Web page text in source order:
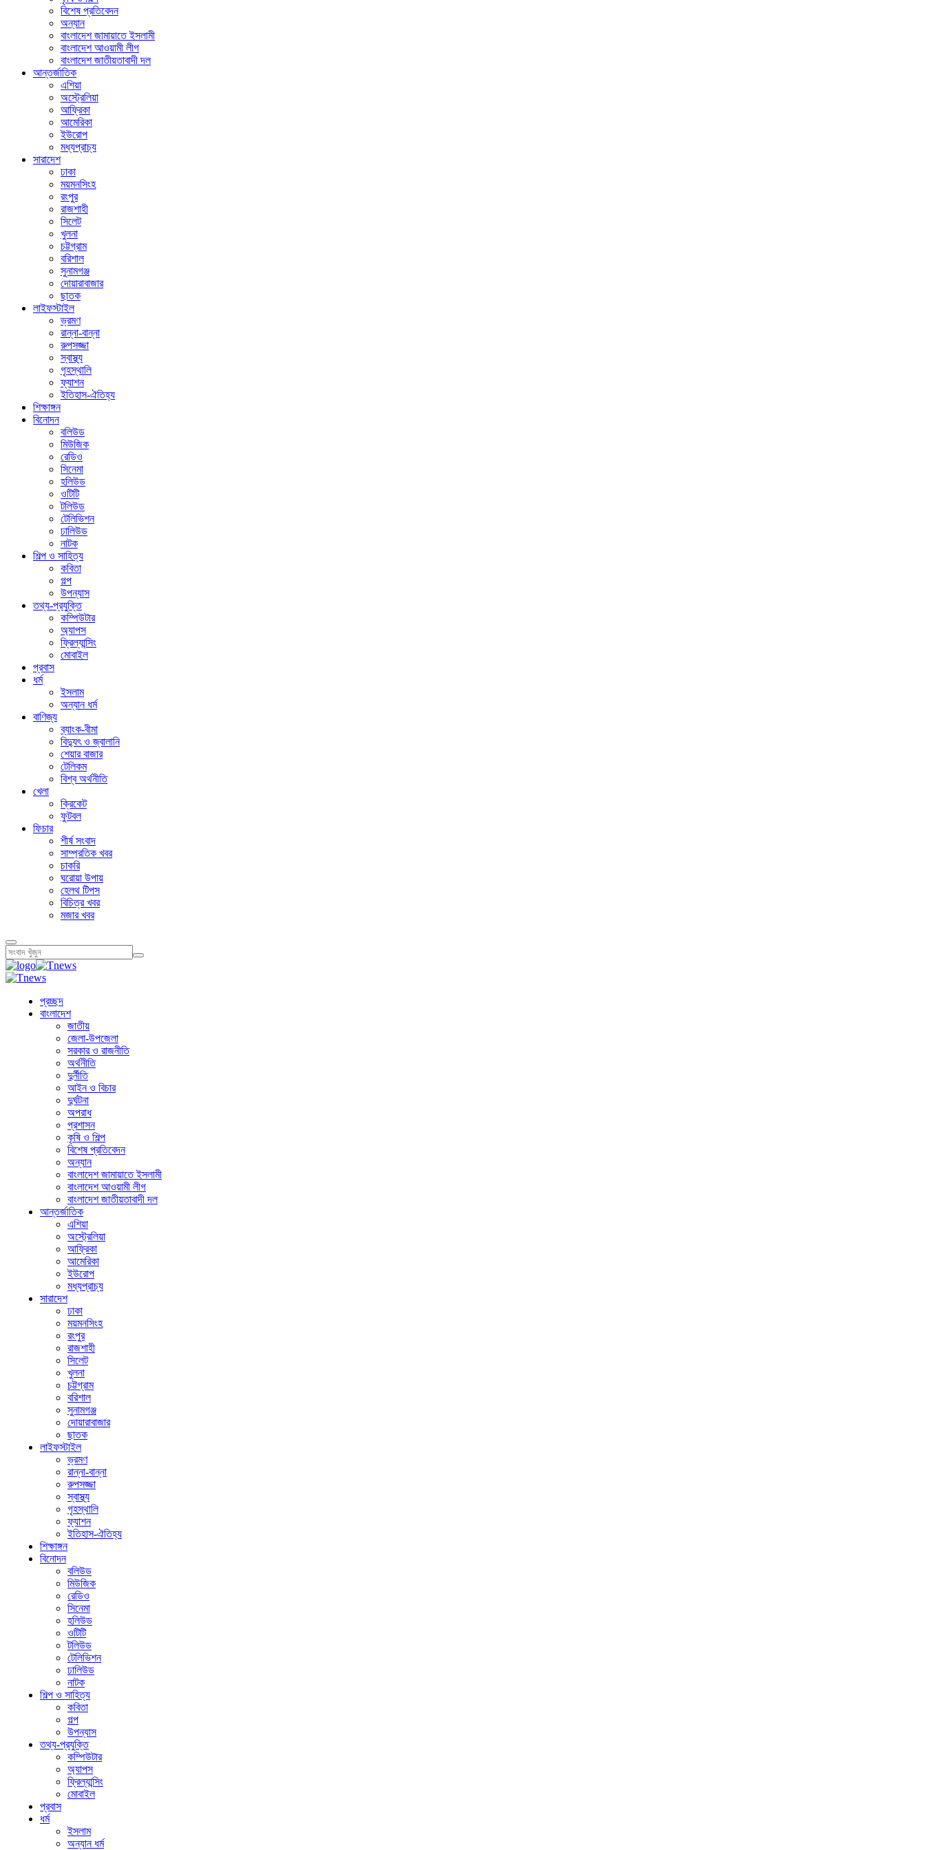
বিশেষ প্রতিবেদন
অন্যান
বাংলাদেশ জামায়াতে ইসলামী
বাংলাদেশ আওয়ামী লীগ
বাংলাদেশ জাতীয়তাবাদী দল
আন্তর্জাতিক
এশিয়া
অস্ট্রেলিয়া
আফ্রিকা
আমেরিকা
ইউরোপ
মধ্যপ্রাচ্য
সারাদেশ
ঢাকা
ময়মনসিংহ
রংপুর
রাজশাহী
সিলেট
খুলনা
চট্টগ্রাম
বরিশাল
সুনামগঞ্জ
দোয়ারাবাজার
ছাতক
লাইফস্টাইল
ভ্রমণ
রান্না-বান্না
রুপসজ্জা
স্বাস্থ্য
গৃহস্থালি
ফ্যাশন
ইতিহাস-ঐতিহ্য
শিক্ষাঙ্গন
বিনোদন
বলিউড
মিউজিক
রেডিও
সিনেমা
হলিউড
ওটিটি
টলিউড
টেলিভিশন
ঢালিউড
নাটক
শিল্প ও সাহিত্য
কবিতা
গল্প
উপন্যাস
তথ্য-প্রযুক্তি
কম্পিউটার
অ্যাপস
ফ্রিল্যান্সিং
মোবাইল
প্রবাস
ধর্ম
ইসলাম
অন্যান ধর্ম
বাণিজ্য
ব্যাংক-বীমা
বিদ্যুৎ ও জ্বালানি
শেয়ার বাজার
টেলিকম
বিশ্ব অর্থনীতি
খেলা
ক্রিকেট
ফুটবল
ফিচার
শীর্ষ সংবাদ
সাম্প্রতিক খবর
চাকরি
ঘরোয়া উপায়
হেলথ টিপস
বিচিত্র খবর
মজার খবর
প্রচ্ছদ
বাংলাদেশ
জাতীয়
জেলা-উপজেলা
সরকার ও রাজনীতি
অর্থনীতি
দুর্নীতি
আইন ও বিচার
দুর্ঘটনা
অপরাধ
প্রশাসন
কৃষি ও শিল্প
বিশেষ প্রতিবেদন
অন্যান
বাংলাদেশ জামায়াতে ইসলামী
বাংলাদেশ আওয়ামী লীগ
বাংলাদেশ জাতীয়তাবাদী দল
আন্তর্জাতিক
এশিয়া
অস্ট্রেলিয়া
আফ্রিকা
আমেরিকা
ইউরোপ
মধ্যপ্রাচ্য
সারাদেশ
ঢাকা
ময়মনসিংহ
রংপুর
রাজশাহী
সিলেট
খুলনা
চট্টগ্রাম
বরিশাল
সুনামগঞ্জ
দোয়ারাবাজার
ছাতক
লাইফস্টাইল
ভ্রমণ
রান্না-বান্না
রুপসজ্জা
স্বাস্থ্য
গৃহস্থালি
ফ্যাশন
ইতিহাস-ঐতিহ্য
শিক্ষাঙ্গন
বিনোদন
বলিউড
মিউজিক
রেডিও
সিনেমা
হলিউড
ওটিটি
টলিউড
টেলিভিশন
ঢালিউড
নাটক
শিল্প ও সাহিত্য
কবিতা
গল্প
উপন্যাস
তথ্য-প্রযুক্তি
কম্পিউটার
অ্যাপস
ফ্রিল্যান্সিং
মোবাইল
প্রবাস
ধর্ম
ইসলাম
অন্যান ধর্ম